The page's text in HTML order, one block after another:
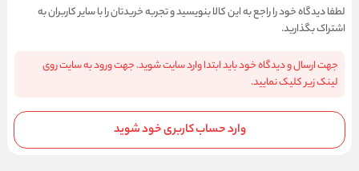
لطفا دیدگاه خود را راجع به این کالا بنویسید و تجربه خریدتان را با سایر کاربران به
اشتراک بگذارید.
جهت ارسال و دیدگاه خود باید ابتدا وارد سایت شوید. جهت ورود به سایت روی
لینک زیر کلیک نمایید.
وارد حساب کاربری خود شوید